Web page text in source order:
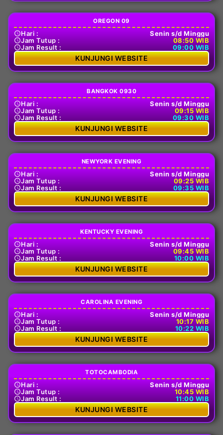
OREGON 09
Hari :
Senin s/d Minggu
Jam Tutup :
08:50 WIB
Jam Result :
09:00 WIB
KUNJUNGI WEBSITE
BANGKOK 0930
Hari :
Senin s/d Minggu
Jam Tutup :
09:15 WIB
Jam Result :
09:30 WIB
KUNJUNGI WEBSITE
NEWYORK EVENING
Hari :
Senin s/d Minggu
Jam Tutup :
09:25 WIB
Jam Result :
09:35 WIB
KUNJUNGI WEBSITE
KENTUCKY EVENING
Hari :
Senin s/d Minggu
Jam Tutup :
09:45 WIB
Jam Result :
10:00 WIB
KUNJUNGI WEBSITE
CAROLINA EVENING
Hari :
Senin s/d Minggu
Jam Tutup :
10:17 WIB
Jam Result :
10:22 WIB
KUNJUNGI WEBSITE
TOTOCAMBODIA
Hari :
Senin s/d Minggu
Jam Tutup :
10:45 WIB
Jam Result :
11:00 WIB
KUNJUNGI WEBSITE